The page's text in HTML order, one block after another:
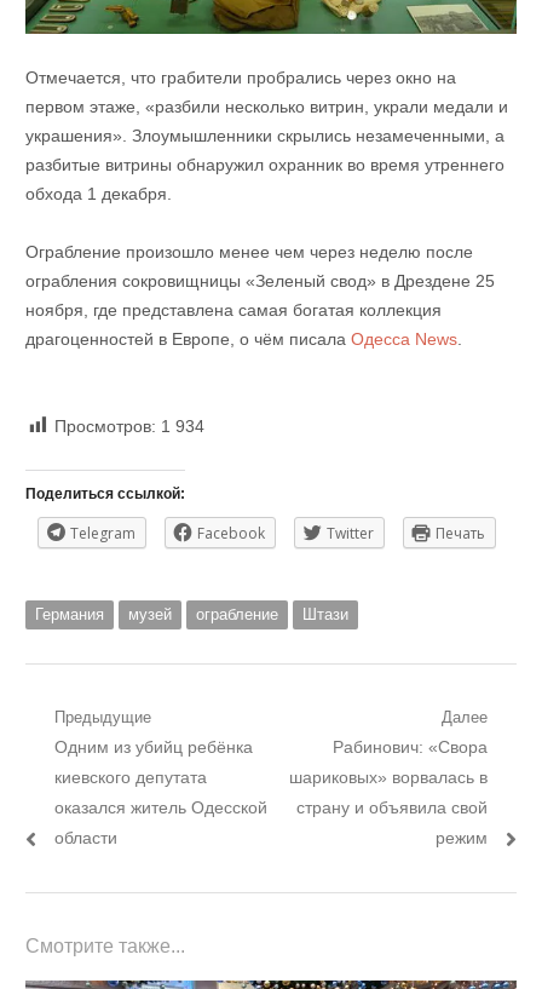
Отмечается, что грабители пробрались через окно на
первом этаже, «разбили несколько витрин, украли медали и
украшения». Злоумышленники скрылись незамеченными, а
разбитые витрины обнаружил охранник во время утреннего
обхода 1 декабря.
Ограбление произошло менее чем через неделю после
ограбления сокровищницы «Зеленый свод» в Дрездене 25
ноября, где представлена самая богатая коллекция
драгоценностей в Европе, о чём писала Одесса News.
Просмотров: 1 934
Поделиться ссылкой:
Telegram Facebook Twitter Печать
Германия музей ограбление Штази
Навигация
записям
Предыдущие
Предыдущий
пост:
Одним из убийц ребёнка
киевского депутата
оказался житель Одесской
области
Далее
Следующий
пост:
Рабинович: «Свора
шариковых» ворвалась в
страну и объявила свой
режим
Смотрите также...